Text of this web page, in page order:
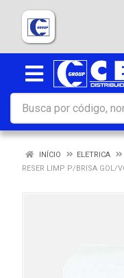
INÍCIO ELETRICA
RESER LIMP P/BRISA GOL/